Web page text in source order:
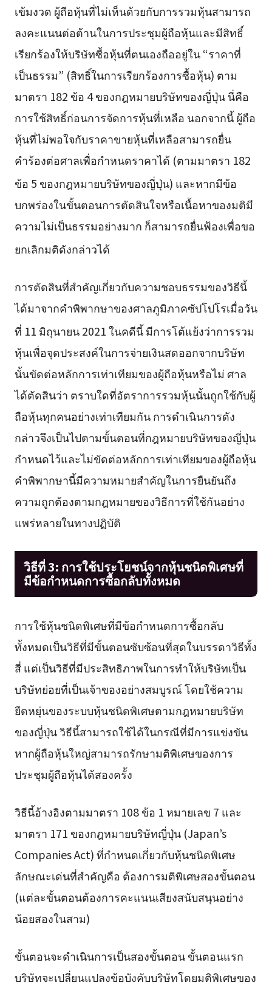
เข้มงวด ผู้ถือหุ้นที่ไม่เห็นด้วยกับการรวมหุ้นสามารถ
ลงคะแนนต่อต้านในการประชุมผู้ถือหุ้นและมีสิทธิ์
เรียกร้องให้บริษัทซื้อหุ้นที่ตนเองถืออยู่ใน “ราคาที่
เป็นธรรม” (สิทธิ์ในการเรียกร้องการซื้อหุ้น) ตาม
มาตรา 182 ข้อ 4 ของกฎหมายบริษัทของญี่ปุ่น นี่คือ
การใช้สิทธิ์ก่อนการจัดการหุ้นที่เหลือ นอกจากนี้ ผู้ถือ
หุ้นที่ไม่พอใจกับราคาขายหุ้นที่เหลือสามารถยื่น
คำร้องต่อศาลเพื่อกำหนดราคาได้ (ตามมาตรา 182
ข้อ 5 ของกฎหมายบริษัทของญี่ปุ่น) และหากมีข้อ
บกพร่องในขั้นตอนการตัดสินใจหรือเนื้อหาของมติมี
ความไม่เป็นธรรมอย่างมาก ก็สามารถยื่นฟ้องเพื่อขอ
ยกเลิกมติดังกล่าวได้
การตัดสินที่สำคัญเกี่ยวกับความชอบธรรมของวิธีนี้
ได้มาจากคำพิพากษาของศาลภูมิภาคซัปโปโรเมื่อวัน
ที่ 11 มิถุนายน 2021ในคดีนี้ มีการโต้แย้งว่าการรวม
หุ้นเพื่อจุดประสงค์ในการจ่ายเงินสดออกจากบริษัท
นั้นขัดต่อหลักการเท่าเทียมของผู้ถือหุ้นหรือไม่ ศาล
ได้ตัดสินว่า ตราบใดที่อัตราการรวมหุ้นนั้นถูกใช้กับผู้
ถือหุ้นทุกคนอย่างเท่าเทียมกัน การดำเนินการดัง
กล่าวจึงเป็นไปตามขั้นตอนที่กฎหมายบริษัทของญี่ปุ่น
กำหนดไว้และไม่ขัดต่อหลักการเท่าเทียมของผู้ถือหุ้น
คำพิพากษานี้มีความหมายสำคัญในการยืนยันถึง
ความถูกต้องตามกฎหมายของวิธีการที่ใช้กันอย่าง
แพร่หลายในทางปฏิบัติ
วิธีที่ 3: การใช้ประโยชน์จากหุ้นชนิดพิเศษที่
มีข้อกำหนดการซื้อกลับทั้งหมด
การใช้หุ้นชนิดพิเศษที่มีข้อกำหนดการซื้อกลับ
ทั้งหมดเป็นวิธีที่มีขั้นตอนซับซ้อนที่สุดในบรรดาวิธีทั้ง
สี่ แต่เป็นวิธีที่มีประสิทธิภาพในการทำให้บริษัทเป็น
บริษัทย่อยที่เป็นเจ้าของอย่างสมบูรณ์ โดยใช้ความ
ยืดหยุ่นของระบบหุ้นชนิดพิเศษตามกฎหมายบริษัท
ของญี่ปุ่น วิธีนี้สามารถใช้ได้ในกรณีที่มีการแข่งขัน
หากผู้ถือหุ้นใหญ่สามารถรักษามติพิเศษของการ
ประชุมผู้ถือหุ้นได้สองครั้ง
วิธีนี้อ้างอิงตามมาตรา 108 ข้อ 1 หมายเลข 7 และ
มาตรา 171 ของกฎหมายบริษัทญี่ปุ่น (Japan’s
Companies Act) ที่กำหนดเกี่ยวกับหุ้นชนิดพิเศษ
ลักษณะเด่นที่สำคัญคือ ต้องการมติพิเศษสองขั้นตอน
(แต่ละขั้นตอนต้องการคะแนนเสียงสนับสนุนอย่าง
น้อยสองในสาม)
ขั้นตอนจะดำเนินการเป็นสองขั้นตอน ขั้นตอนแรก
บริษัทจะเปลี่ยนแปลงข้อบังคับบริษัทโดยมติพิเศษของ